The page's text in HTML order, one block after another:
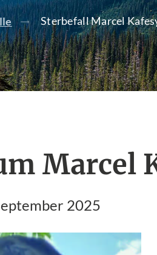
Sterbefall Marcel
Marcel
2025